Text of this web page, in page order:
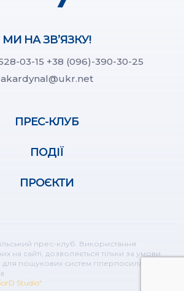
МИ НА ЗВ’ЯЗКУ!
03-15 +38 (096)-390-30-25
akardynal@ukr.net
ПРЕС-КЛУБ
ПОДІЇ
ПРОЄКТИ
прес-клуб. Використання
на сайті, дозволяється тільки за умови
пошукових систем гіперпосилання
Studio"